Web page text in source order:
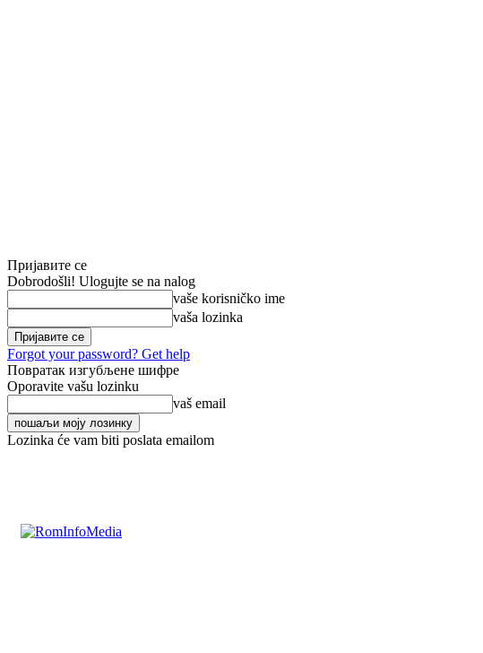
Пријавите се
Dobrodošli! Ulogujte se na nalog
vaše korisničko ime
vaša lozinka
Forgot your password? Get help
Повратак изгубљене шифре
Oporavite vašu lozinku
vaš email
Lozinka će vam biti poslata emailom